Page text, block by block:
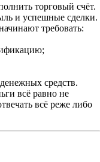
торговый счёт.
и успешные сделки.
требовать:
средств.
всё равно не
всё реже либо